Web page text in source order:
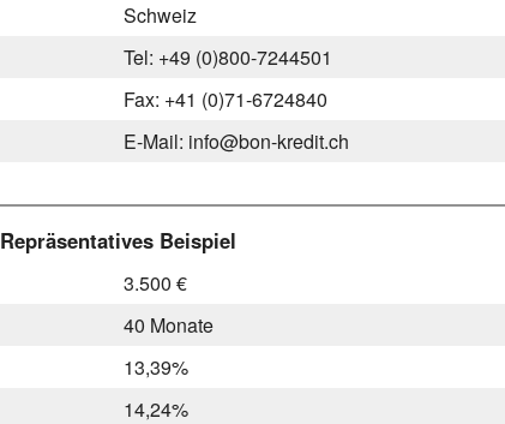
Schweiz
Tel: +49 (0)800-7244501
Fax: +41 (0)71-6724840
E-Mail: info@bon-kredit.ch
Repräsentatives Beispiel
3.500 €
40 Monate
13,39%
14,24%